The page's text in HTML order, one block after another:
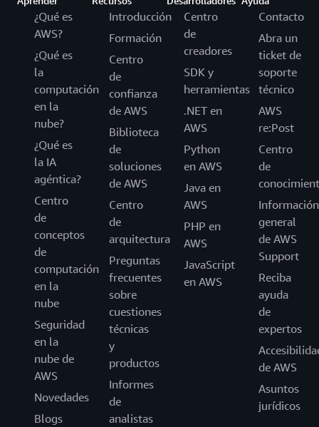
¿Qué es
AWS?
¿Qué es
la
computación
en la
nube?
¿Qué es
la IA
agéntica?
Centro
de
conceptos
de
computación
en la
nube
Seguridad
en la
nube de
AWS
Novedades
Blogs
Introducción
Formación
Centro
de
confianza
de AWS
Biblioteca
de
soluciones
de AWS
Centro
de
arquitectura
Preguntas
frecuentes
sobre
cuestiones
técnicas
y
productos
Informes
de
analistas
Centro
de
creadores
SDK y
herramientas
.NET en
AWS
Python
en AWS
Java en
AWS
PHP en
AWS
JavaScript
en AWS
Contacto
Abra un
ticket de
soporte
técnico
AWS
re:Post
Centro
de
Información
general
de AWS
Support
Reciba
ayuda
de
expertos
de AWS
Asuntos
jurídicos